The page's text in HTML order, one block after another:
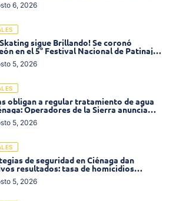
6, 2026
Skating sigue Brillando! Se coronó
en el 5° Festival Nacional de Patinaje
sobre Ruedas»
5, 2026
obligan a regular tratamiento de agua
Operadores de la Sierra anuncia
en varios sectores
5, 2026
de seguridad en Ciénaga dan
resultados: tasa de homicidios
un 58% en 2026
5, 2026